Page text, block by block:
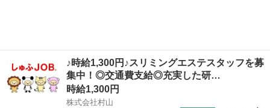
♪時給1,300円♪スリミングエステスタッフを募
集中！◎交通費支給◎充実した研…
時給1,300円
株式会社村山